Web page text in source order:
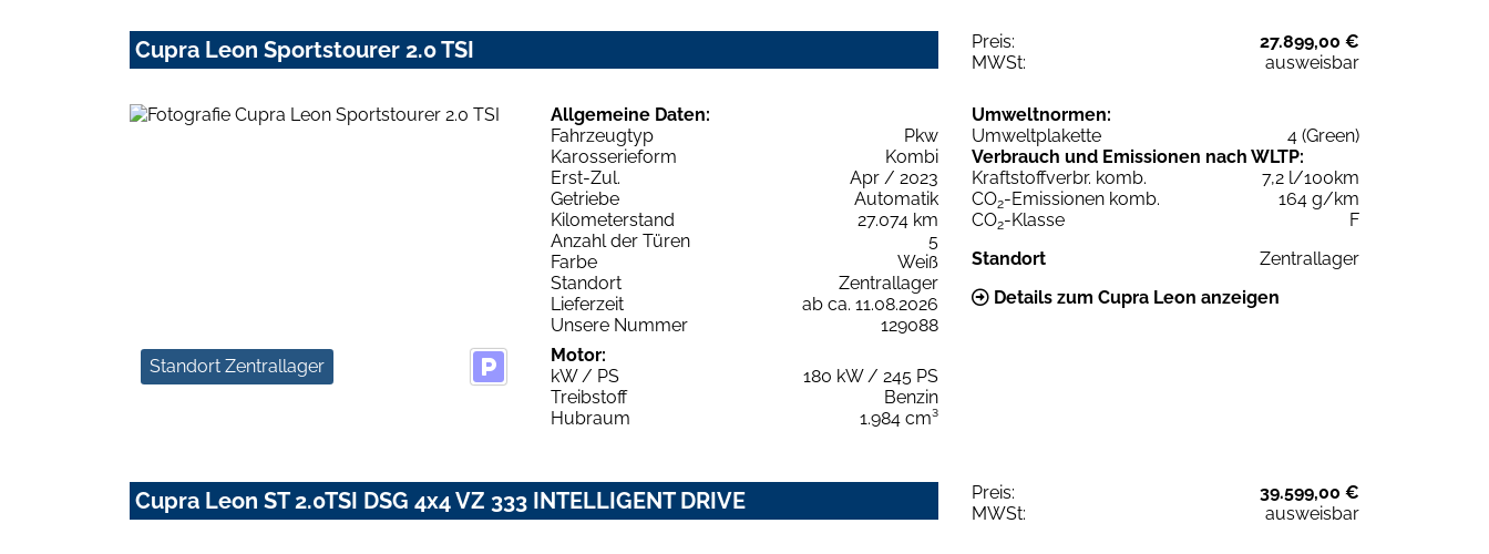
Cupra Leon Sportstourer 2.0 TSI Preis:
27.899,00 €
MWSt:
ausweisbar
Standort Zentrallager
Allgemeine Daten:
Fahrzeugtyp
Pkw
Karosserieform
Kombi
Erst-Zul.
Apr / 2023
Getriebe
Automatik
Kilometerstand
27.074 km
Anzahl der Türen
5
Farbe
Weiß
Standort
Zentrallager
Lieferzeit
ab ca. 11.08.2026
Unsere Nummer
129088
Motor:
kW / PS
180 kW / 245 PS
Treibstoff
Benzin
Hubraum
1.984 cm³
Umweltnormen:
Umweltplakette
4 (Green)
Verbrauch und Emissionen nach WLTP:
Kraftstoffverbr. komb.
7,2 l/100km
CO2-Emissionen komb.
164 g/km
CO2-Klasse
F
Standort
Zentrallager
Details zum Cupra Leon anzeigen
Cupra Leon ST 2.0TSI DSG 4x4 VZ 333 INTELLIGENT DRIVE Preis:
39.599,00 €
MWSt:
ausweisbar